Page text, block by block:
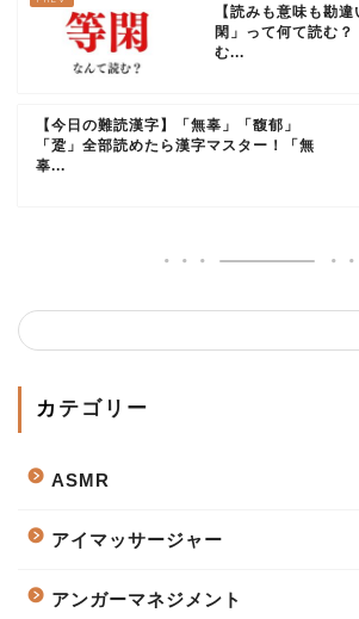
【読みも意味も勘
閑」って何て読む
む...
【今日の難読漢字】「無辜」「馥郁」
「跫」全部読めたら漢字マスター！「無
辜...
カテゴリー
ASMR
アイマッサージャー
アンガーマネジメント